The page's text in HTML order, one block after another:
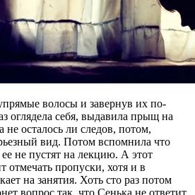
волосы и завернув их по-
оглядела себя, выдавила прыщ на
осталось ли следов, потом,
вид. Потом вспомнила что
не пустят на лекцию. А этот
отмечать пропуски, хотя и в
на занятия. Хоть сто раз потом
вопрос так, что Сенька не ответит.